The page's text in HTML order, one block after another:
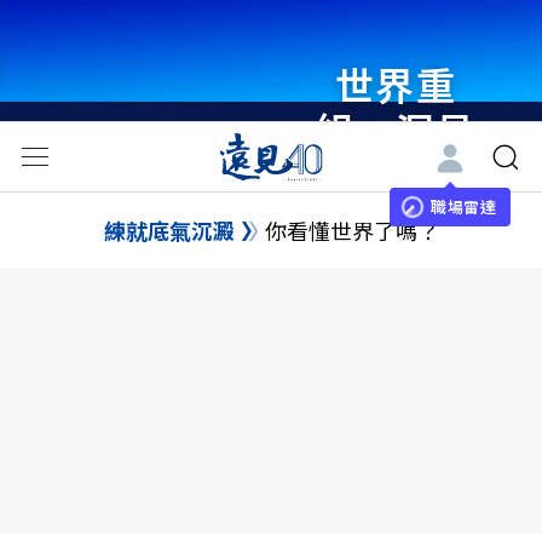
世界重
組・洞見
未來 與
世界領袖
職場雷達
練就底氣沉澱 你看懂世界了嗎？